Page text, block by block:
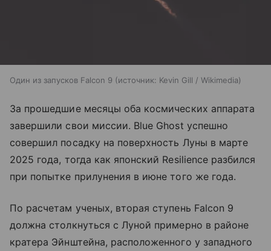
Один из запусков Falcon 9 источник: Kevin Gill / Wikimedia
За прошедшие месяцы оба космических аппарата
завершили свои миссии. Blue Ghost успешно
совершил посадку на поверхность Луны в марте
2025 года, тогда как японский Resilience разбился
при попытке прилунения в июне того же года.
По расчетам ученых, вторая ступень Falcon 9
должна столкнуться с Луной примерно в районе
кратера Эйнштейна, расположенного у западного